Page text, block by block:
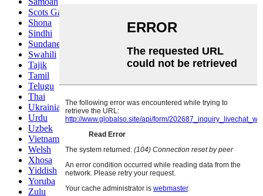
Scots Gaelic
Shona
Sindhi
Sundanese
Swahili
Tajik
Tamil
Telugu
Thai
Ukrainian
Urdu
Uzbek
Vietnamese
Welsh
Xhosa
Yiddish
Yoruba
Zulu